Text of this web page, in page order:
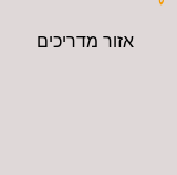
אזור מדריכים